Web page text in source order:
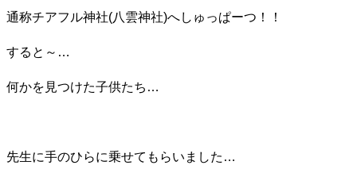
通称チアフル神社(八雲神社)へしゅっぱーつ！！
すると～…
何かを見つけた子供たち…
先生に手のひらに乗せてもらいました…